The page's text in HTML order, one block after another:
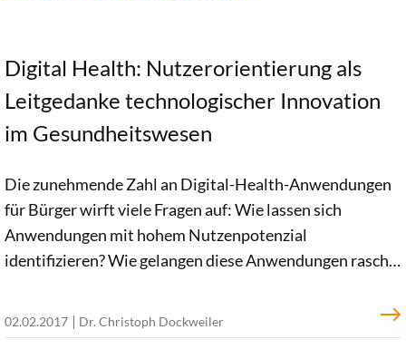
Digital Health: Nutzerorientierung als
Leitgedanke technologischer Innovation
im Gesundheitswesen
Die zunehmende Zahl an Digital-Health-Anwendungen
für Bürger wirft viele Fragen auf: Wie lassen sich
Anwendungen mit hohem Nutzenpotenzial
identifizieren? Wie gelangen diese Anwendungen rasch
unserem Projekt "Der digitale Patient" befassen wir uns
im Rahmen einer mehrstufigen Analyse aktuell mit
02.02.2017 Dr. Christoph Dockweiler